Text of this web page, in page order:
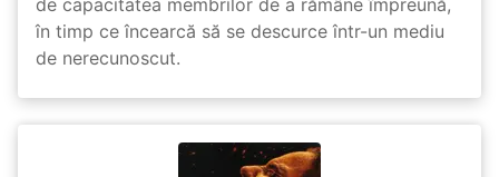
de capacitatea membrilor de a rămâne împreună,
în timp ce încearcă să se descurce într-un mediu
de nerecunoscut.